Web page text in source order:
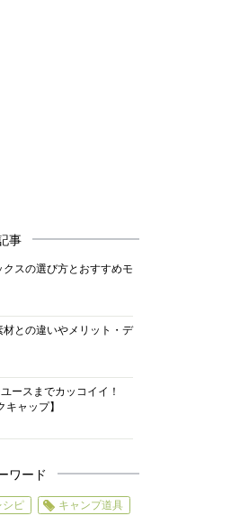
事
スの選び方とおすすめモ
材との違いやメリット・デ
ースまでカッコイイ！
キャップ】
ワード
シピ キャンプ道具